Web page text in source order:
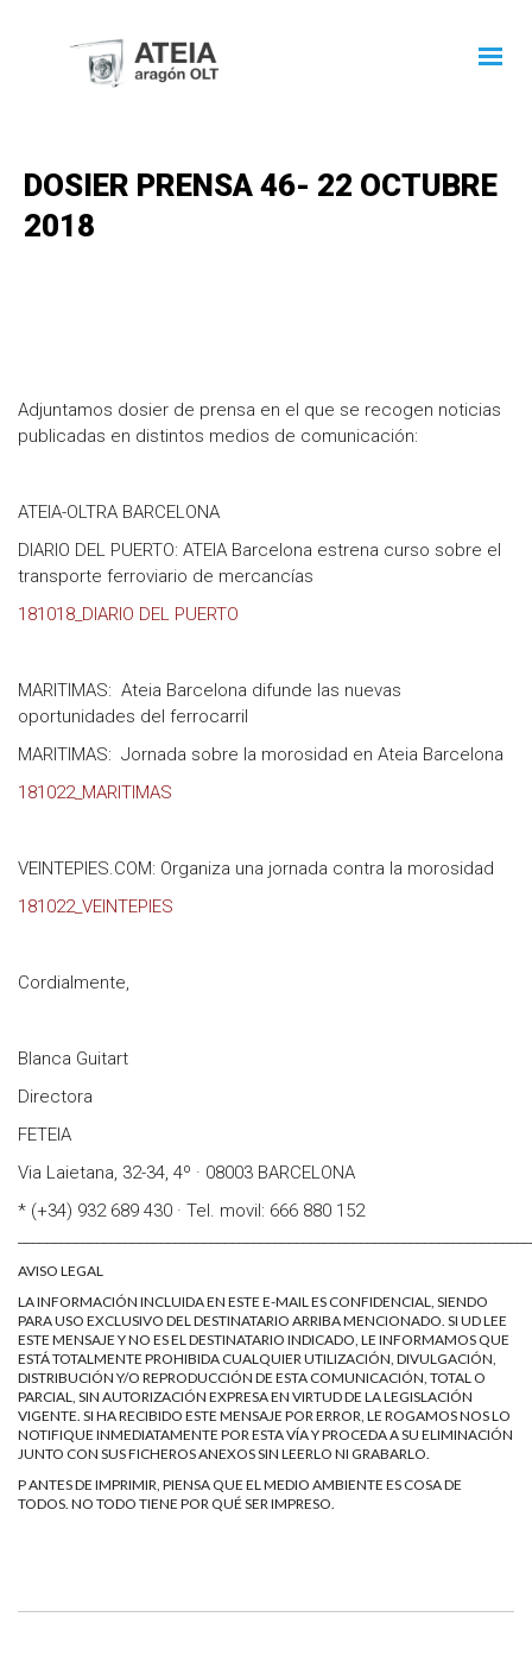
DOSIER PRENSA 46- 22 OCTUBRE
2018
Adjuntamos dosier de prensa en el que se recogen noticias
publicadas en distintos medios de comunicación:
ATEIA-OLTRA BARCELONA
DIARIO DEL PUERTO: ATEIA Barcelona estrena curso sobre el
transporte ferroviario de mercancías
181018_DIARIO DEL PUERTO
MARITIMAS: Ateia Barcelona difunde las nuevas
oportunidades del ferrocarril
MARITIMAS: Jornada sobre la morosidad en Ateia Barcelona
181022_MARITIMAS
VEINTEPIES.COM: Organiza una jornada contra la morosidad
181022_VEINTEPIES
Cordialmente,
Blanca Guitart
Directora
FETEIA
Via Laietana, 32-34, 4º · 08003 BARCELONA
* (+34) 932 689 430 · Tel. movil: 666 880 152
AVISO LEGAL
LA INFORMACIÓN INCLUIDA EN ESTE E-MAIL ES CONFIDENCIAL, SIENDO
PARA USO EXCLUSIVO DEL DESTINATARIO ARRIBA MENCIONADO. SI UD LEE
ESTE MENSAJE Y NO ES EL DESTINATARIO INDICADO, LE INFORMAMOS QUE
ESTÁ TOTALMENTE PROHIBIDA CUALQUIER UTILIZACIÓN, DIVULGACIÓN,
DISTRIBUCIÓN Y/O REPRODUCCIÓN DE ESTA COMUNICACIÓN, TOTAL O
PARCIAL, SIN AUTORIZACIÓN EXPRESA EN VIRTUD DE LA LEGISLACIÓN
VIGENTE. SI HA RECIBIDO ESTE MENSAJE POR ERROR, LE ROGAMOS NOS LO
NOTIFIQUE INMEDIATAMENTE POR ESTA VÍA Y PROCEDA A SU ELIMINACIÓN
JUNTO CON SUS FICHEROS ANEXOS SIN LEERLO NI GRABARLO.
P ANTES DE IMPRIMIR, PIENSA QUE EL MEDIO AMBIENTE ES COSA DE
TODOS. NO TODO TIENE POR QUÉ SER IMPRESO.